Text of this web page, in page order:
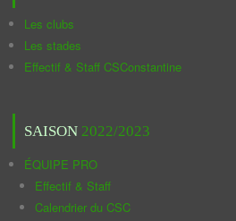
Les clubs
Les stades
Effectif & Staff CSConstantine
SAISON 2022/2023
ÉQUIPE PRO
Effectif & Staff
Calendrier du CSC